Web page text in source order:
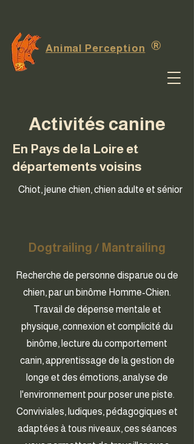
Animal Perception ®
Activités canine
En Pays de la Loire et
départements voisins
Chiot, jeune chien, chien adulte et sénior
Dogtrailing / Mantrailing
Recherche de personne disparue ou de
chien, par un binôme Homme-Chien.
Travail de dépense mentale et
physique, connexion et complicité du
binôme, lecture du comportement
canin, apprentissage de la gestion de
longe et des émotions, analyse de
l'environnement pour poser une piste.
Conviviales, ludiques, pédagogiques et
adaptées à tous niveaux, ces séances